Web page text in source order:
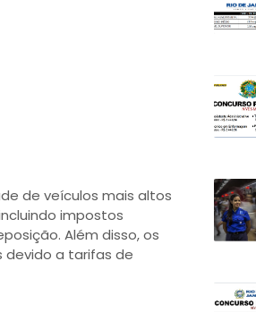
de veículos mais altos
impostos
Além disso, os
devido a tarifas de